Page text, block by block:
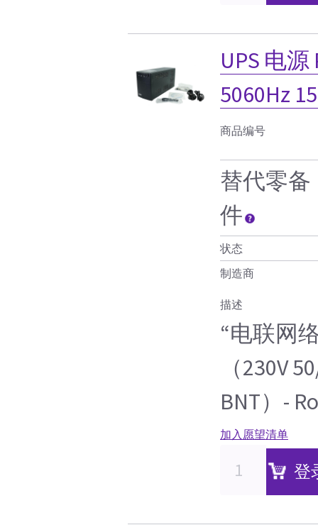
UPS 电
5060Hz
商品编号
替代零备
件
状态
制造商
描述
“电联网
（230V
BNT）-
加入愿望清单
登